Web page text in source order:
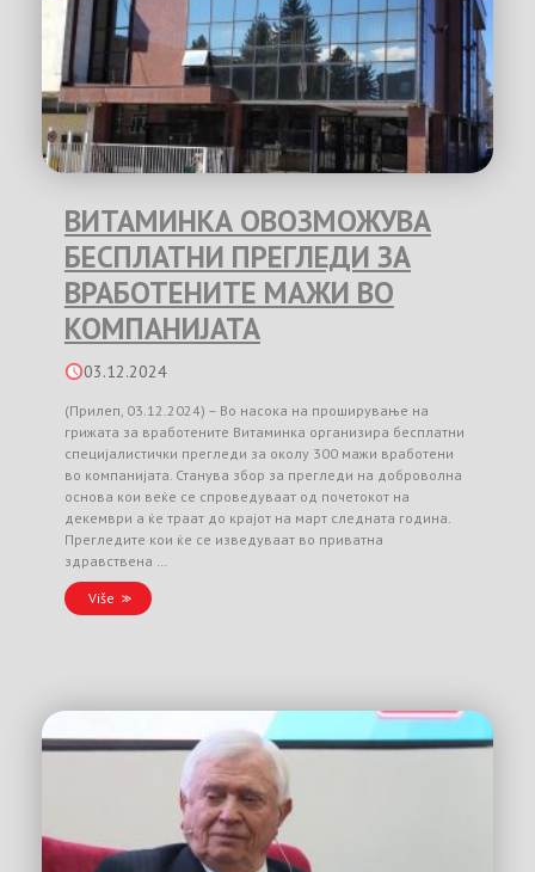
ВИТАМИНКА ОВОЗМОЖУВА
БЕСПЛАТНИ ПРЕГЛЕДИ ЗА
ВРАБОТЕНИТЕ МАЖИ ВО
КОМПАНИЈАТА
03.12.2024
(Прилеп, 03.12.2024) – Во насока на проширување на
грижата за вработените Витаминка организира бесплатни
специјалистички прегледи за околу 300 мажи вработени
во компанијата. Станува збор за прегледи на доброволна
основа кои веќе се спроведуваат од почетокот на
декември а ќе траат до крајот на март следната година.
Прегледите кои ќе се изведуваат во приватна
здравствена …
Više